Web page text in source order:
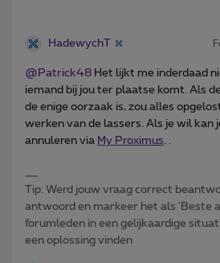
HadewychT
@Patrick48 Het lijkt me inderdaad
iemand bij jou ter plaatse komt. Als
de enige oorzaak is, zou alles
werken van de lassers. Als je wil kan
annuleren via My Proximus
Tip: Werd jouw vraag correct
antwoord en markeer het als 'Beste
forumleden in een gelijkaardige
een oplossing vinden